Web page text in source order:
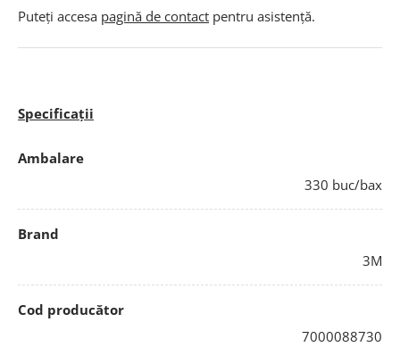
Puteți accesa pagină de contact pentru asistență.
Specificații
Ambalare
330 buc/bax
Brand
3M
Cod producător
7000088730